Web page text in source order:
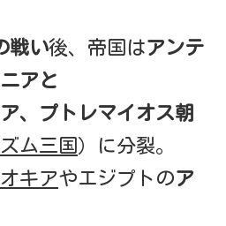
戦い後、帝国はアンテ
アと
、プトレマイオス朝
ム三国）に分裂。
キアやエジプトのア